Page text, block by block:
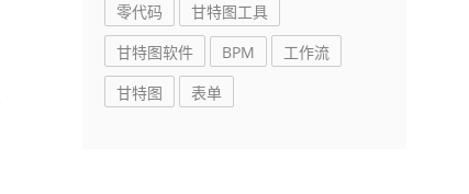
零代码
甘特图工具
甘特图软件
BPM
工作流
甘特图
表单